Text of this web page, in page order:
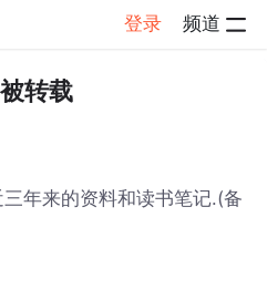
登录 频道
详情
转载
年来的资料和读书笔记.(备